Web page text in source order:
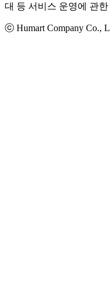
대 등 서비스 운영에 관
ⓒ Humart Company Co.,